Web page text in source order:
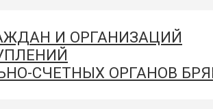
И ОРГАНИЗАЦИЙ
СЧЕТНЫХ ОРГАНОВ